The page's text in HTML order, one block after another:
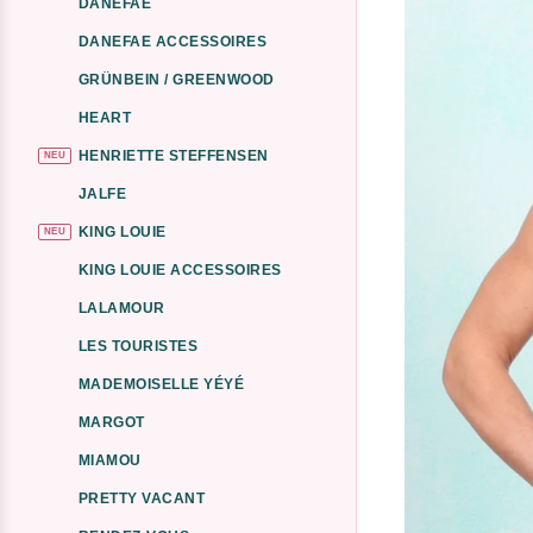
DANEFAE
DANEFAE ACCESSOIRES
GRÜNBEIN / GREENWOOD
HEART
NEU HENRIETTE STEFFENSEN
JALFE
NEU KING LOUIE
KING LOUIE ACCESSOIRES
LALAMOUR
LES TOURISTES
MADEMOISELLE YÉYÉ
MARGOT
MIAMOU
PRETTY VACANT